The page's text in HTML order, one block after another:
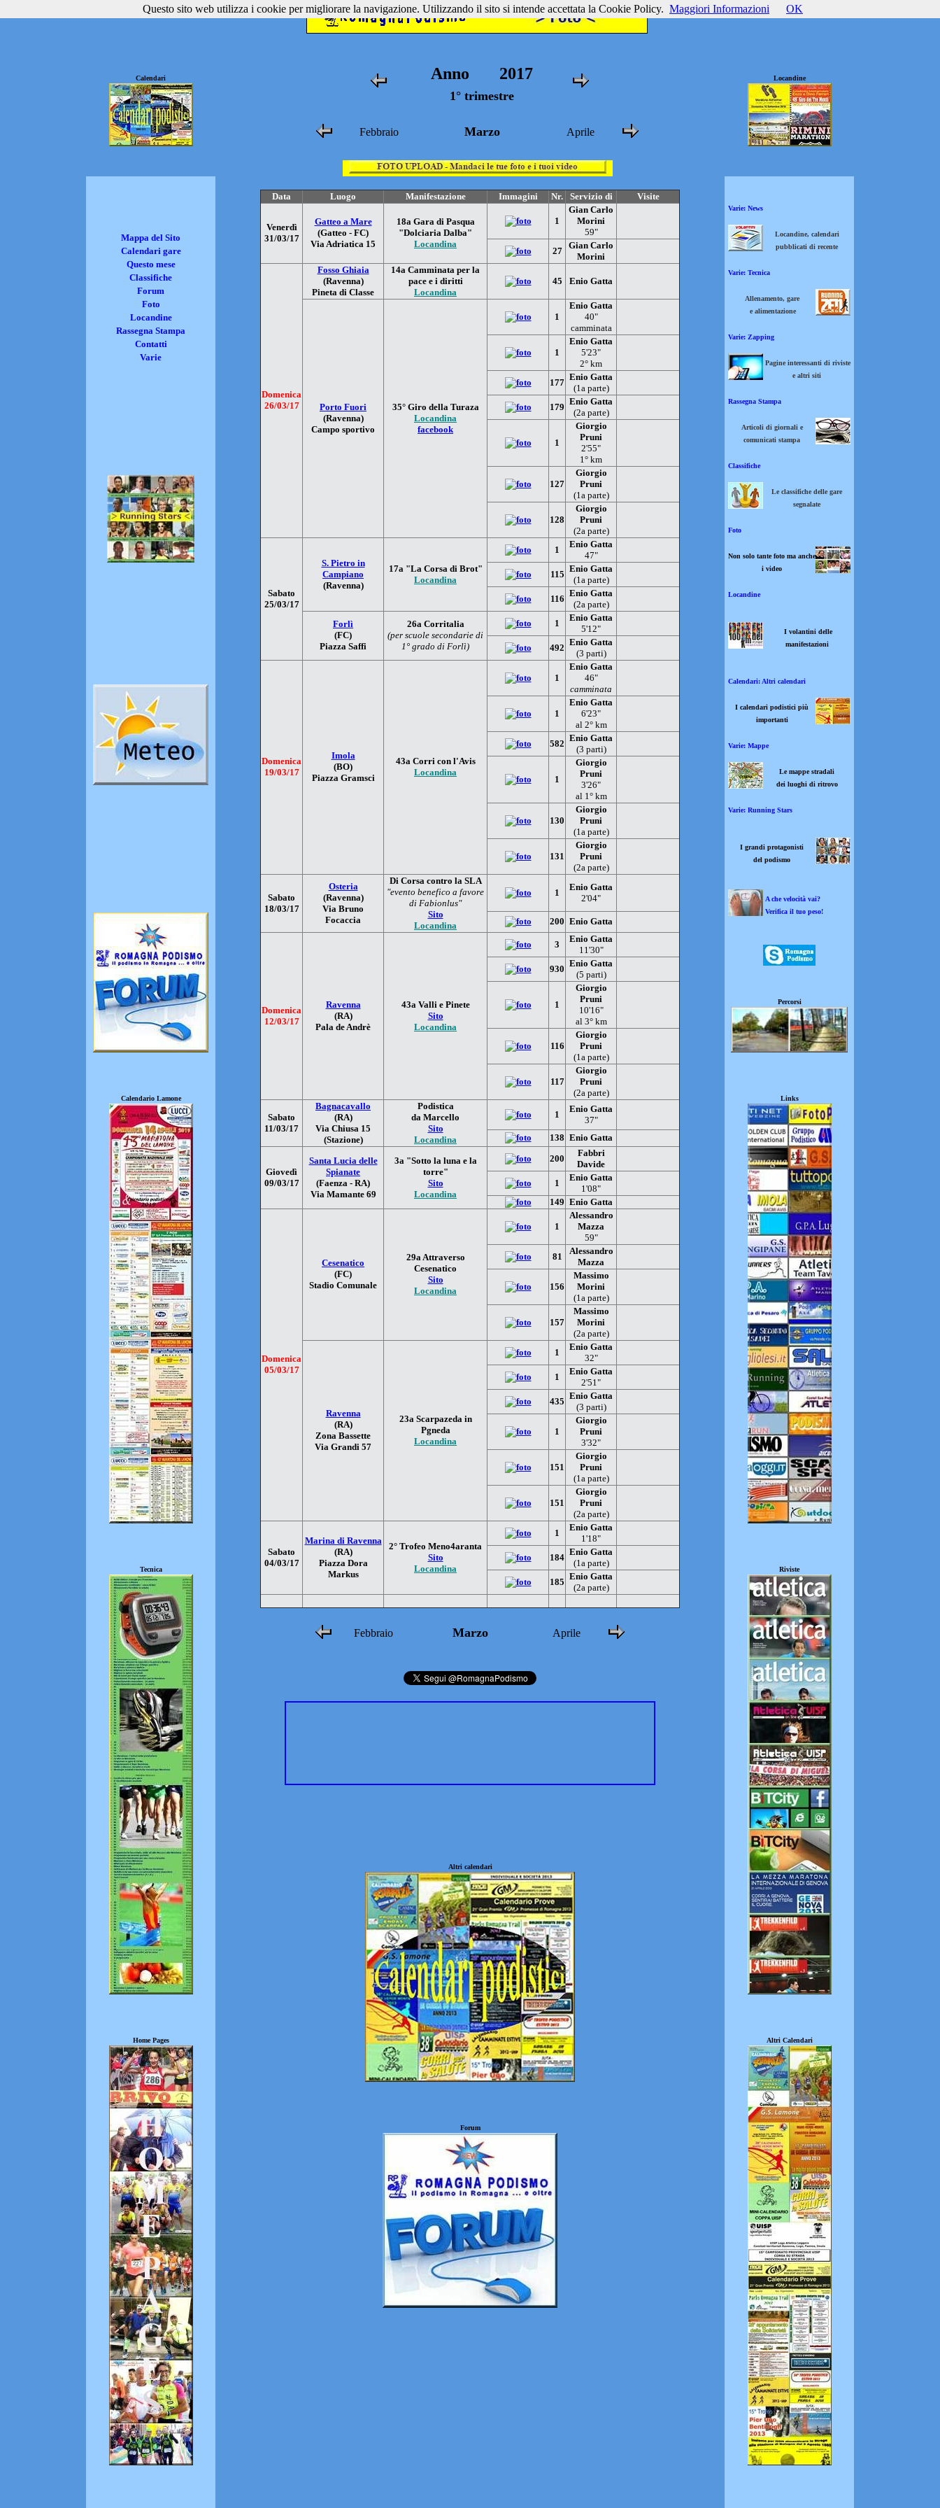
Calendari Anno 2017 Locandine
1° trimestre
Febbraio Marzo Aprile
Mappa del Sito
Calendari gare
Questo mese
Classifiche
Forum
Foto
Locandine
Rassegna Stampa
Contatti
Varie
Data Luogo Manifestazione Immagini Nr. Servizio di Visite
Venerdì
31/03/17
Gatteo a Mare
(Gatteo - FC)
Via Adriatica 15
18a Gara di Pasqua
"Dolciaria Dalba"
Locandina
1
Gian Carlo
Morini
59"
27
Gian Carlo
Morini
Domenica
26/03/17
Fosso Ghiaia
(Ravenna)
Pineta di Classe
14a Camminata per la
pace e i diritti
Locandina
45 Enio Gatta
Porto Fuori
(Ravenna)
Campo sportivo
35° Giro della Turaza
Locandina
facebook
1
Enio Gatta
40"
camminata
1
Enio Gatta
5'23"
2° km
177
Enio Gatta
(1a parte)
179
Enio Gatta
(2a parte)
1
Giorgio
Pruni
2'55"
1° km
127
Giorgio
Pruni
(1a parte)
128
Giorgio
Pruni
(2a parte)
Sabato
25/03/17
S. Pietro in
Campiano
(Ravenna)
17a "La Corsa di Brot"
Locandina
1
Enio Gatta
47"
115
Enio Gatta
(1a parte)
116
Enio Gatta
(2a parte)
Forlì
(FC)
Piazza Saffi
26a Corritalia
(per scuole secondarie di
1° grado di Forlì)
1
Enio Gatta
5'12"
492
Enio Gatta
(3 parti)
Domenica
19/03/17
Imola
(BO)
Piazza Gramsci
43a Corri con l'Avis
Locandina
1
Enio Gatta
46"
camminata
1
Enio Gatta
6'23"
al 2° km
582
Enio Gatta
(3 parti)
1
Giorgio
Pruni
3'26"
al 1° km
130
Giorgio
Pruni
(1a parte)
131
Giorgio
Pruni
(2a parte)
Sabato
18/03/17
Osteria
(Ravenna)
Via Bruno
Focaccia
Di Corsa contro la SLA
"evento benefico a favore
di Fabionlus"
Sito
Locandina
1
Enio Gatta
2'04"
200 Enio Gatta
Domenica
12/03/17
Ravenna
(RA)
Pala de Andrè
43a Valli e Pinete
Sito
Locandina
3
Enio Gatta
11'30"
930
Enio Gatta
(5 parti)
1
Giorgio
Pruni
10'16"
al 3° km
116
Giorgio
Pruni
(1a parte)
117
Giorgio
Pruni
(2a parte)
Sabato
11/03/17
Bagnacavallo
(RA)
Via Chiusa 15
(Stazione)
Podistica
da Marcello
Sito
Locandina
1
Enio Gatta
37"
138 Enio Gatta
Giovedì
09/03/17
Santa Lucia delle
Spianate
(Faenza - RA)
Via Mamante 69
3a "Sotto la luna e la
torre"
Sito
Locandina
200
Fabbri
Davide
1
Enio Gatta
1'08"
149 Enio Gatta
Domenica
05/03/17
Cesenatico
(FC)
Stadio Comunale
29a Attraverso
Cesenatico
Sito
Locandina
1
Alessandro
Mazza
59"
81
Alessandro
Mazza
156
Massimo
Morini
(1a parte)
157
Massimo
Morini
(2a parte)
Ravenna
(RA)
Zona Bassette
Via Grandi 57
23a Scarpazeda in
Pgneda
Locandina
1
Enio Gatta
32"
1
Enio Gatta
2'51"
435
Enio Gatta
(3 parti)
1
Giorgio
Pruni
3'32"
151
Giorgio
Pruni
(1a parte)
151
Giorgio
Pruni
(2a parte)
Sabato
04/03/17
Marina di Ravenna
(RA)
Piazza Dora
Markus
2° Trofeo Meno4aranta
Sito
Locandina
1
Enio Gatta
1'18"
184
Enio Gatta
(1a parte)
185
Enio Gatta
(2a parte)
Febbraio Marzo Aprile
Altri calendari
Forum
Varie: News
Locandine, calendari
pubblicati di recente
Varie: Tecnica
Allenamento, gare
e alimentazione
Varie: Zapping
Pagine interessanti di riviste
e altri siti
Rassegna Stampa
Articoli di giornali e
comunicati stampa
Classifiche
Le classifiche delle gare
segnalate
Foto
Non solo tante foto ma anche
i video
Locandine
I volantini delle
manifestazioni
Calendari: Altri calendari
I calendari podistici più
importanti
Varie: Mappe
Le mappe stradali
dei luoghi di ritrovo
Varie: Running Stars
I grandi protagonisti
del podismo
A che velocità vai?
Verifica il tuo peso!
Percorsi
Calendario Lamone Links
Tecnica Riviste
Home Pages Altri Calendari
Questo sito web utilizza i cookie per migliorare la navigazione. Utilizzando il sito si intende accettata la Cookie Policy. Maggiori Informazioni OK